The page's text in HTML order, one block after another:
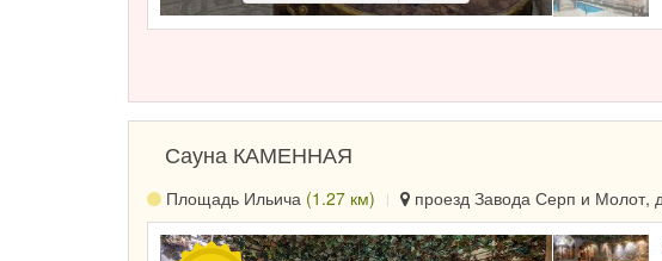
Сауна КАМЕННАЯ
Площадь Ильича (1.27 км) проезд Завода Серп и Молот,